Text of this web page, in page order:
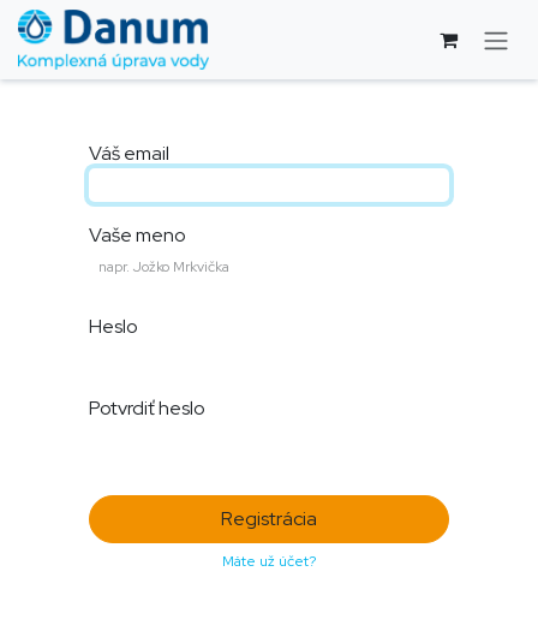
Skip to Content
Váš email
Vaše meno
Heslo
Potvrdiť heslo
Registrácia
Máte už účet?